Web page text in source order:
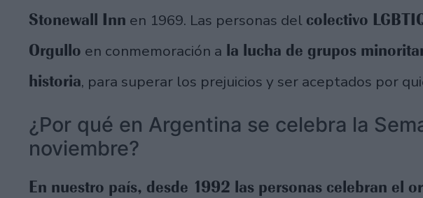
Stonewall Inn en 1969. Las personas del colectivo
Orgullo en conmemoración a la lucha de grupos
historia, para superar los prejuicios y ser aceptados por
¿Por qué en Argentina se celebra la
noviembre?
En nuestro país, desde 1992 las personas celebran el